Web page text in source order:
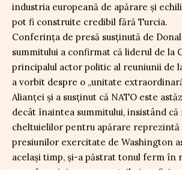
industria europeană de apărare și
pot fi construite credibil fără Turcia.
Conferința de presă susținută de
summitului a confirmat că liderul de la
principalul actor politic al reuniunii de
a vorbit despre o „unitate
Alianței și a susținut că NATO este
decât înaintea summitului, insistând că
cheltuielilor pentru apărare reprezintă
presiunilor exercitate de Washington
același timp, și-a păstrat tonul ferm în